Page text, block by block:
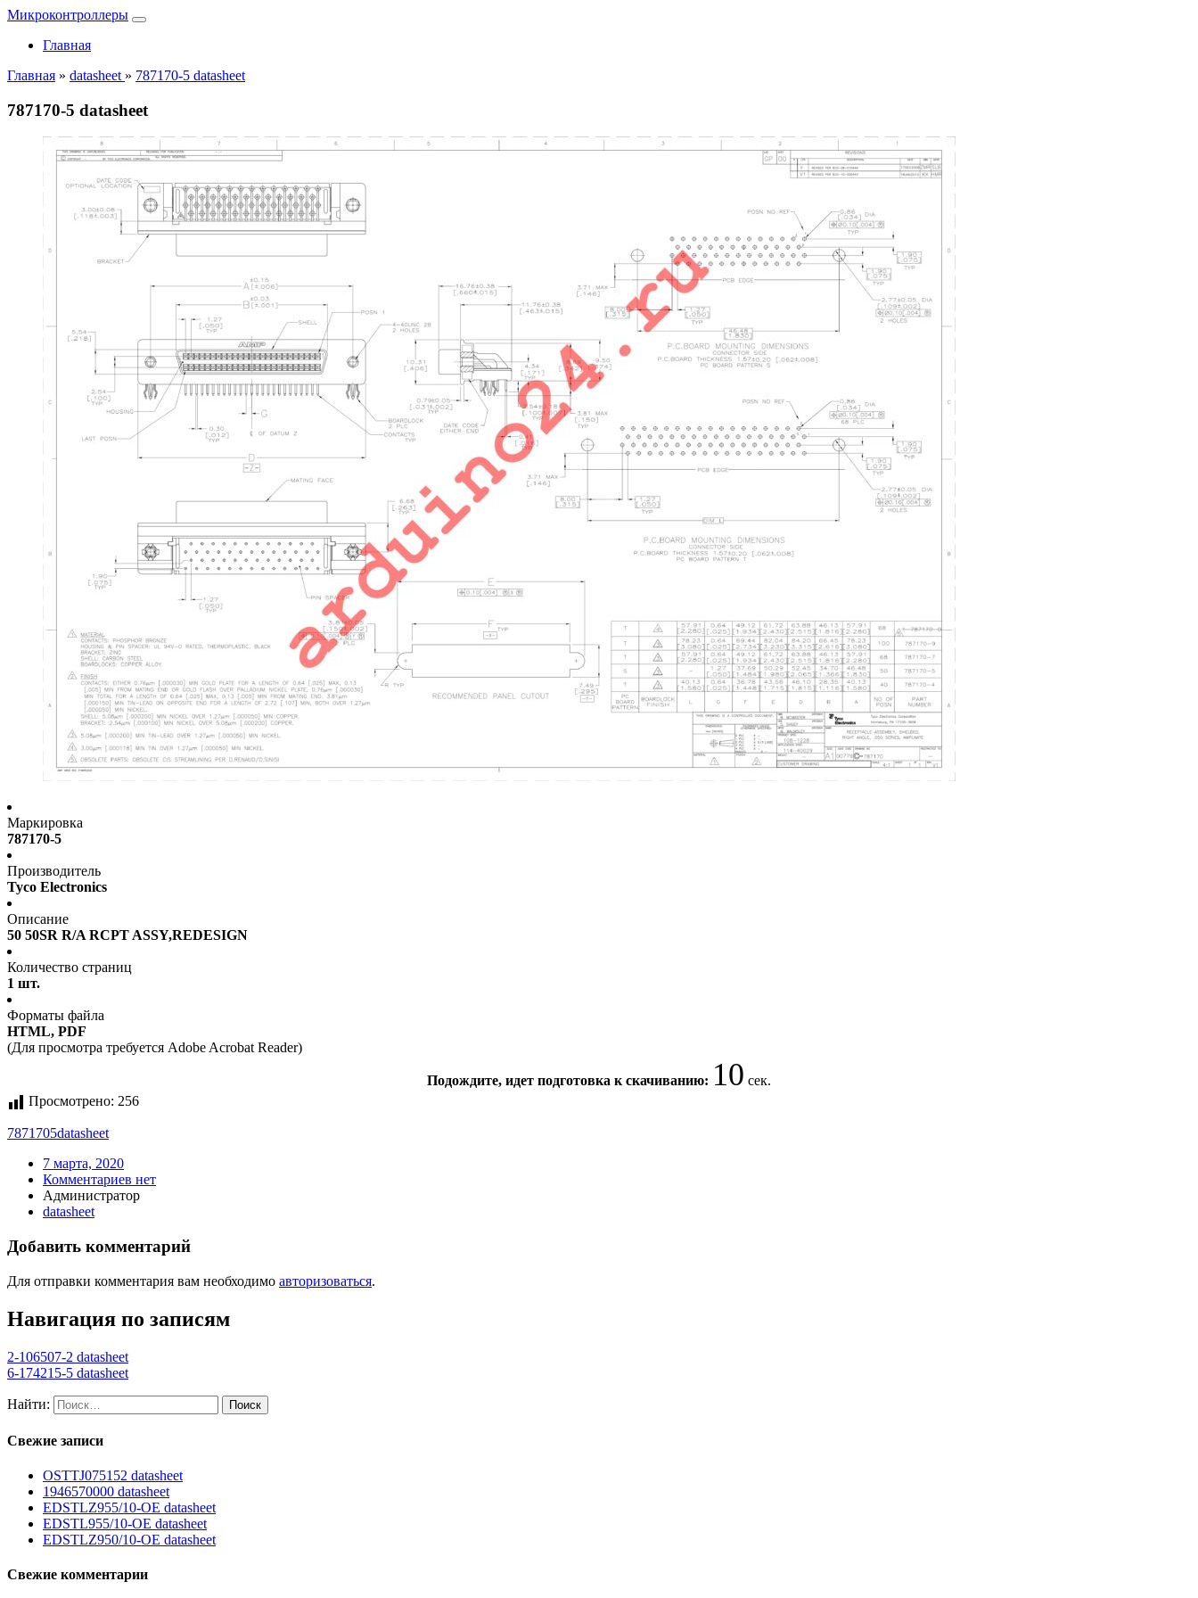
Микроконтроллеры
Главная
Главная » datasheet » 787170-5 datasheet
787170-5 datasheet
Маркировка
787170-5
Производитель
Tyco Electronics
Описание
50 50SR R/A RCPT ASSY,REDESIGN
Количество страниц
1 шт.
Форматы файла
HTML, PDF
(Для просмотра требуется Adobe Acrobat Reader)
Подождите, идет подготовка к скачиванию: 10 сек.
Просмотрено: 256
7871705datasheet
7 марта, 2020
Комментариев нет
Администратор
datasheet
Добавить комментарий
Для отправки комментария вам необходимо авторизоваться.
Навигация по записям
2-106507-2 datasheet
6-174215-5 datasheet
Найти:
Свежие записи
OSTTJ075152 datasheet
1946570000 datasheet
EDSTLZ955/10-OE datasheet
EDSTL955/10-OE datasheet
EDSTLZ950/10-OE datasheet
Свежие комментарии